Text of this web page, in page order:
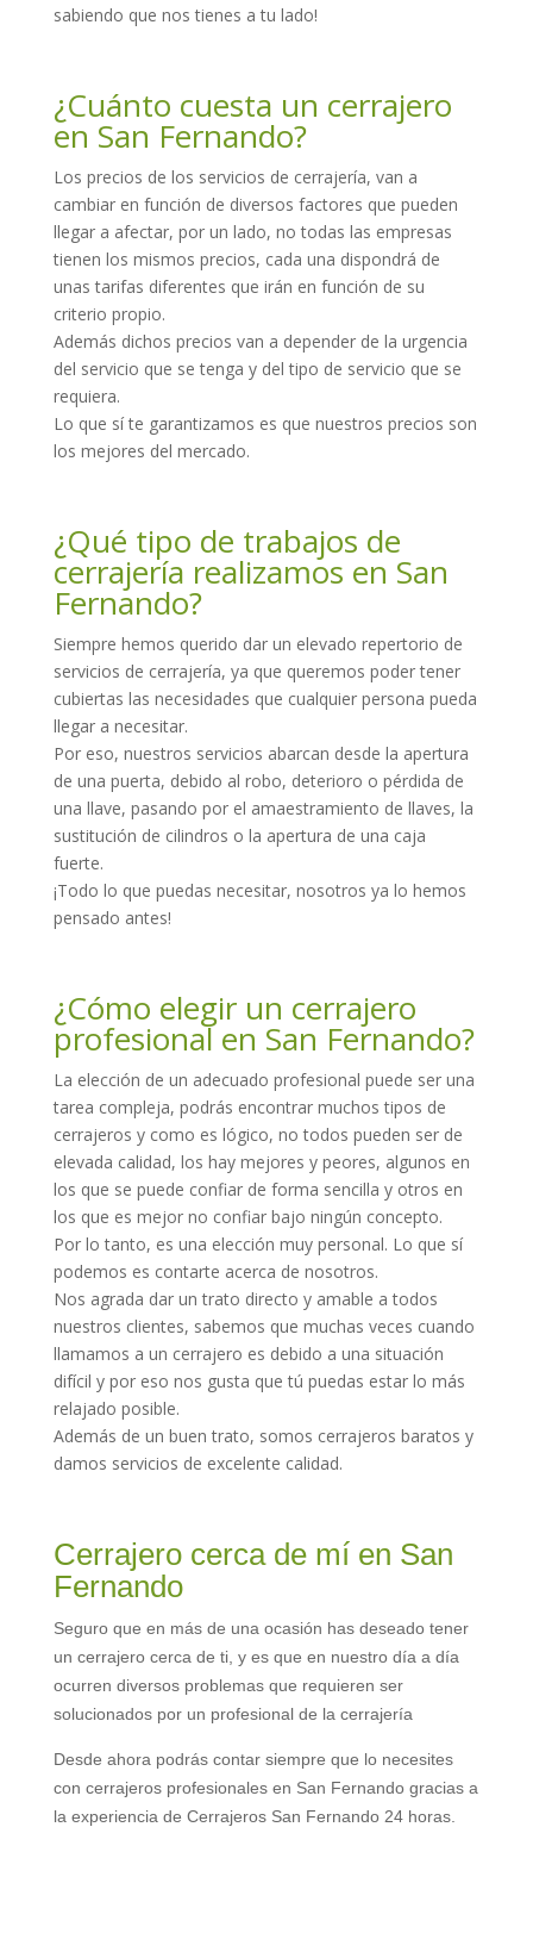
sabiendo que nos tienes a tu lado!
¿Cuánto cuesta un cerrajero
en San Fernando?
Los precios de los servicios de cerrajería, van a
cambiar en función de diversos factores que pueden
llegar a afectar, por un lado, no todas las empresas
tienen los mismos precios, cada una dispondrá de
unas tarifas diferentes que irán en función de su
criterio propio.
Además dichos precios van a depender de la urgencia
del servicio que se tenga y del tipo de servicio que se
requiera.
Lo que sí te garantizamos es que nuestros precios son
los mejores del mercado.
¿Qué tipo de trabajos de
cerrajería realizamos en San
Fernando?
Siempre hemos querido dar un elevado repertorio de
servicios de cerrajería, ya que queremos poder tener
cubiertas las necesidades que cualquier persona pueda
llegar a necesitar.
Por eso, nuestros servicios abarcan desde la apertura
de una puerta, debido al robo, deterioro o pérdida de
una llave, pasando por el amaestramiento de llaves, la
sustitución de cilindros o la apertura de una caja
fuerte.
¡Todo lo que puedas necesitar, nosotros ya lo hemos
pensado antes!
¿Cómo elegir un cerrajero
profesional en San Fernando?
La elección de un adecuado profesional puede ser una
tarea compleja, podrás encontrar muchos tipos de
cerrajeros y como es lógico, no todos pueden ser de
elevada calidad, los hay mejores y peores, algunos en
los que se puede confiar de forma sencilla y otros en
los que es mejor no confiar bajo ningún concepto.
Por lo tanto, es una elección muy personal. Lo que sí
podemos es contarte acerca de nosotros.
Nos agrada dar un trato directo y amable a todos
nuestros clientes, sabemos que muchas veces cuando
llamamos a un cerrajero es debido a una situación
difícil y por eso nos gusta que tú puedas estar lo más
relajado posible.
Además de un buen trato, somos cerrajeros baratos y
damos servicios de excelente calidad.
Cerrajero cerca de mí en San
Fernando
Seguro que en más de una ocasión has deseado tener
un cerrajero cerca de ti, y es que en nuestro día a día
ocurren diversos problemas que requieren ser
solucionados por un profesional de la cerrajería
Desde ahora podrás contar siempre que lo necesites
con cerrajeros profesionales en San Fernando gracias a
la experiencia de Cerrajeros San Fernando 24 horas.